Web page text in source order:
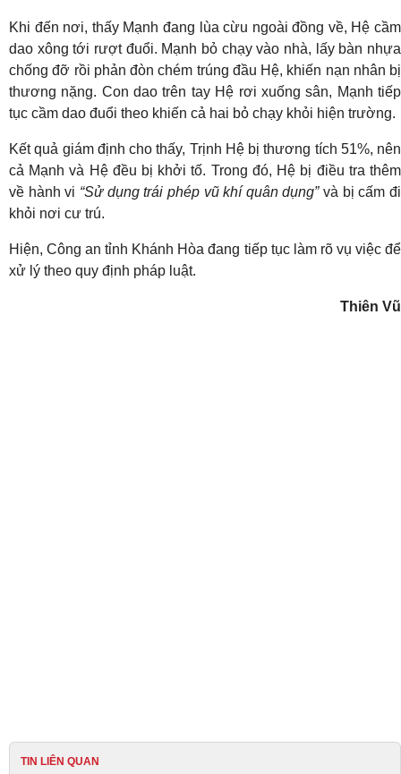
Khi đến nơi, thấy Mạnh đang lùa cừu ngoài đồng về, Hệ cầm
dao xông tới rượt đuổi. Mạnh bỏ chạy vào nhà, lấy bàn nhựa
chống đỡ rồi phản đòn chém trúng đầu Hệ, khiến nạn nhân bị
thương nặng. Con dao trên tay Hệ rơi xuống sân, Mạnh tiếp
tục cầm dao đuổi theo khiến cả hai bỏ chạy khỏi hiện trường.
Kết quả giám định cho thấy, Trịnh Hệ bị thương tích 51%, nên
cả Mạnh và Hệ đều bị khởi tố. Trong đó, Hệ bị điều tra thêm
về hành vi “Sử dụng trái phép vũ khí quân dụng”và bị cấm đi
khỏi nơi cư trú.
Hiện, Công an tỉnh Khánh Hòa đang tiếp tục làm rõ vụ việc để
xử lý theo quy định pháp luật.
Thiên Vũ
TIN LIÊN QUAN